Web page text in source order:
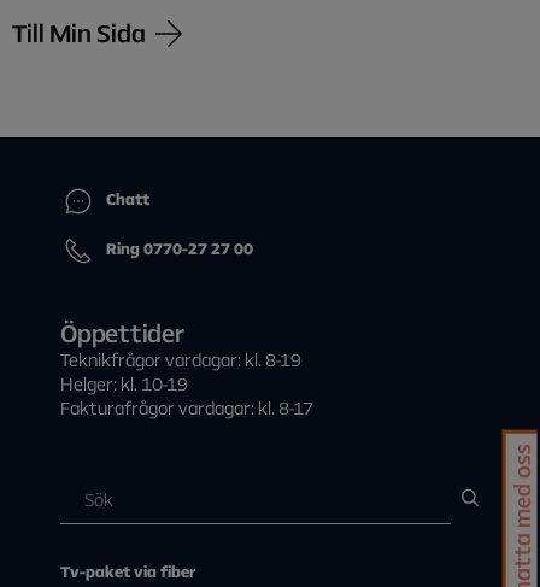
Till Min Sida
Chatt
Ring 0770-27 27 00
Öppettider
Teknikfrågor vardagar: kl. 8-19
Helger: kl. 10-19
Fakturafrågor vardagar: kl. 8-17
Tv-paket via fiber Chatta med oss